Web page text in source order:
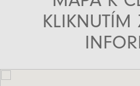
KLIKNUTÍM